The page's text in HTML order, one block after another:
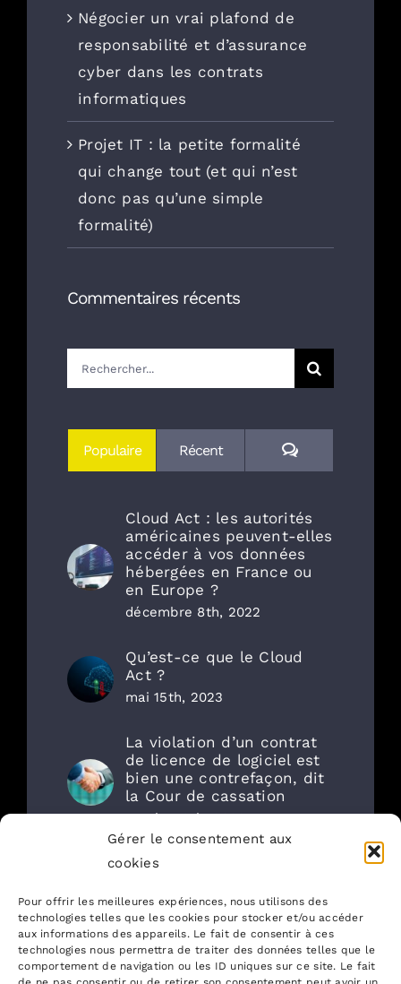
Gérer le consentement aux
cookies
Pour offrir les meilleures expériences, nous utilisons des
technologies telles que les cookies pour stocker et/ou accéder
aux informations des appareils. Le fait de consentir à ces
technologies nous permettra de traiter des données telles que le
comportement de navigation ou les ID uniques sur ce site. Le fait
Négocier un vrai plafond de
responsabilité et d’assurance
cyber dans les contrats
informatiques
Projet IT : la petite formalité
qui change tout (et qui n’est
donc pas qu’une simple
formalité)
Commentaires récents
Rechercher:
Populaire Récent Commentaires
Cloud Act : les autorités
américaines peuvent-elles
accéder à vos données
hébergées en France ou
en Europe ?
décembre 8th, 2022
Qu’est-ce que le Cloud
Act ?
mai 15th, 2023
La violation d’un contrat
de licence de logiciel est
bien une contrefaçon, dit
la Cour de cassation
octobre 6th, 2022
Articles récents
Gestion RH : la CNIL publie un
référentiel de durées de